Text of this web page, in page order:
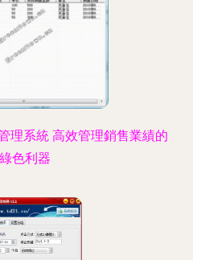
理系統 高效管理銷售業績的
綠色利器